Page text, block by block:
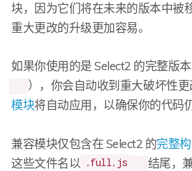
块，因为它们将在未来的版本中被
重大更改的升级更加容易。
如果你使用的是 Select2 的完整版
），你会自动收到重大破坏性
模块将自动应用，以确保你的代码
兼容模块仅包含在 Select2 的完整
这些文件名以
.full.js 结尾，